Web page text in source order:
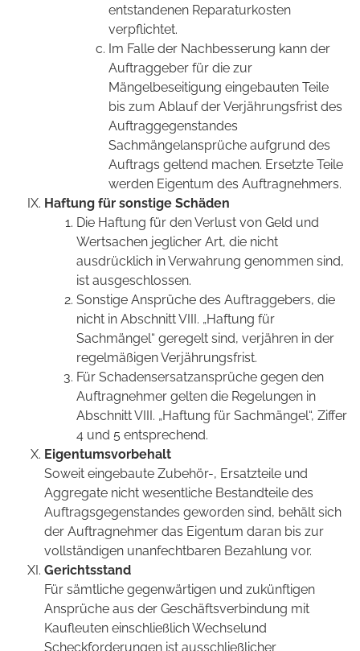
entstandenen Reparaturkosten
verpflichtet.
Im Falle der Nachbesserung kann der
Auftraggeber für die zur
Mängelbeseitigung eingebauten Teile
bis zum Ablauf der Verjährungsfrist des
Auftraggegenstandes
Sachmängelansprüche aufgrund des
Auftrags geltend machen. Ersetzte Teile
werden Eigentum des Auftragnehmers.
Haftung für sonstige Schäden
Die Haftung für den Verlust von Geld und
Wertsachen jeglicher Art, die nicht
ausdrücklich in Verwahrung genommen sind,
ist ausgeschlossen.
Sonstige Ansprüche des Auftraggebers, die
nicht in Abschnitt VIII. „Haftung für
Sachmängel“ geregelt sind, verjähren in der
regelmäßigen Verjährungsfrist.
Für Schadensersatzansprüche gegen den
Auftragnehmer gelten die Regelungen in
Abschnitt VIII. „Haftung für Sachmängel“, Ziffer
4 und 5 entsprechend.
Eigentumsvorbehalt
Soweit eingebaute Zubehör-, Ersatzteile und
Aggregate nicht wesentliche Bestandteile des
Auftragsgegenstandes geworden sind, behält sich
der Auftragnehmer das Eigentum daran bis zur
vollständigen unanfechtbaren Bezahlung vor.
Gerichtsstand
Für sämtliche gegenwärtigen und zukünftigen
Ansprüche aus der Geschäftsverbindung mit
Kaufleuten einschließlich Wechselund
Scheckforderungen ist ausschließlicher